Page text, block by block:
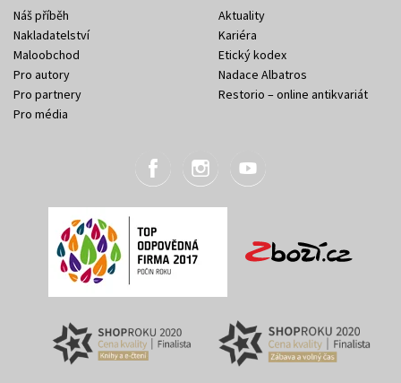
Náš příběh
Nakladatelství
Maloobchod
Pro autory
Pro partnery
Pro média
Aktuality
Kariéra
Etický kodex
Nadace Albatros
Restorio – online antikvariát